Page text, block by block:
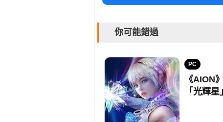
你可能錯過
PC
《AION
「光輝星」